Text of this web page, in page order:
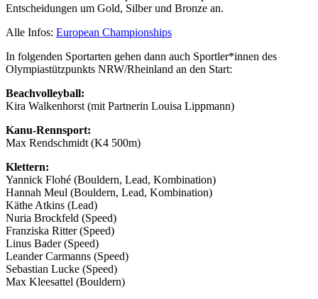
Entscheidungen um Gold, Silber und Bronze an.
Alle Infos: European Championships
In folgenden Sportarten gehen dann auch Sportler*innen des
Olympiastützpunkts NRW/Rheinland an den Start:
Beachvolleyball:
Kira Walkenhorst (mit Partnerin Louisa Lippmann)
Kanu-Rennsport:
Max Rendschmidt (K4 500m)
Klettern:
Yannick Flohé (Bouldern, Lead, Kombination)
Hannah Meul (Bouldern, Lead, Kombination)
Käthe Atkins (Lead)
Nuria Brockfeld (Speed)
Franziska Ritter (Speed)
Linus Bader (Speed)
Leander Carmanns (Speed)
Sebastian Lucke (Speed)
Max Kleesattel (Bouldern)